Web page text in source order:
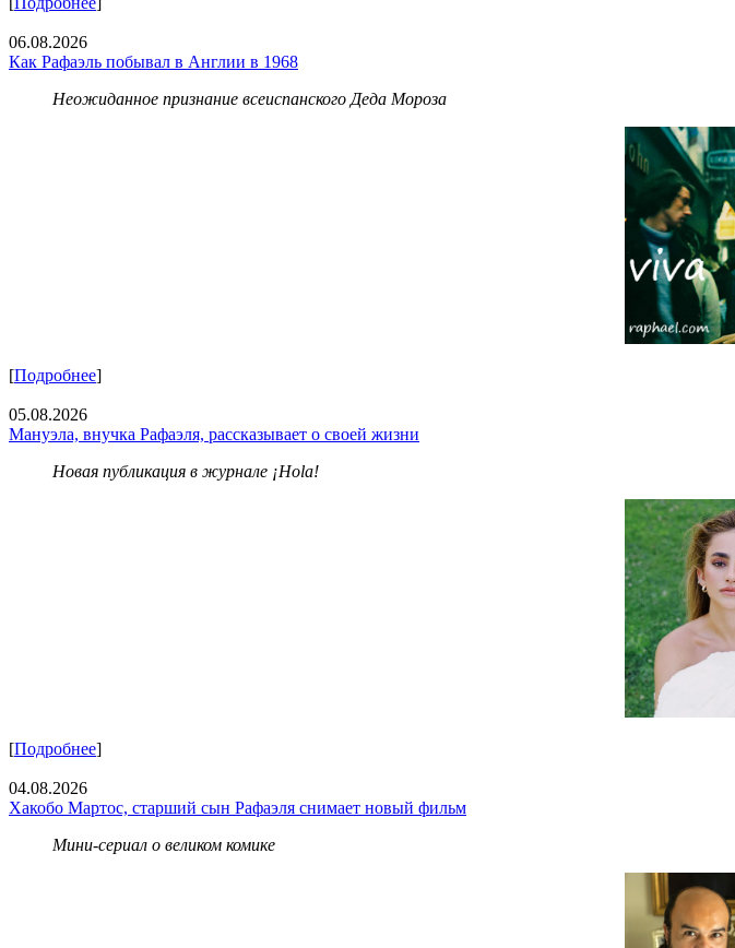
06.08.2026
Как Рафаэль побывал в Англии в 1968
Неожиданное признание всеиспанского Деда Мороза
[Подробнее]
05.08.2026
Мануэла, внучка Рафаэля, рассказывает о своей жизни
Новая публикация в журнале ¡Hola!
[Подробнее]
04.08.2026
Хакобо Мартос, старший сын Рафаэля снимает новый фильм
Мини-сериал о великом комике